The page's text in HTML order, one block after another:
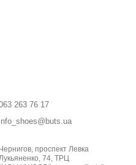
263 76 17
info_shoes@buts.ua
Чернигов, проспект Левка
74, ТРЦ